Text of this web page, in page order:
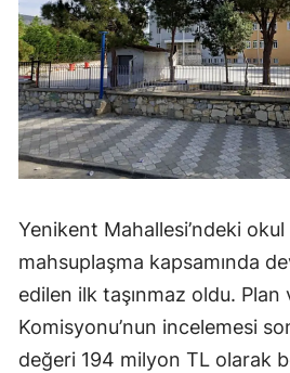
Yenikent Mahallesi’ndeki okul
mahsuplaşma kapsamında
edilen ilk taşınmaz oldu. Plan
Komisyonu’nun incelemesi
değeri 194 milyon TL olarak